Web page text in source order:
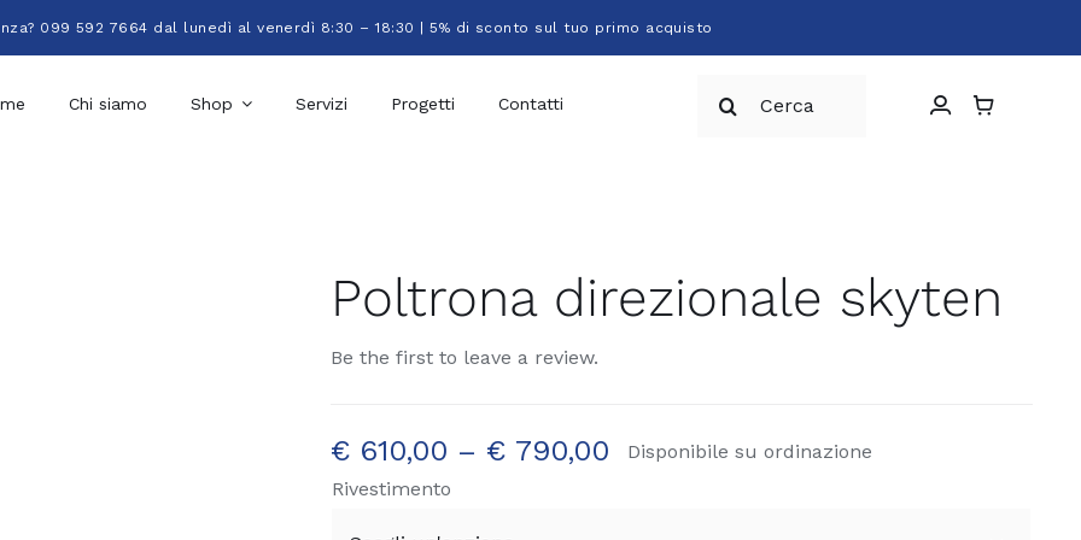
099 592 7664 dal lunedì al venerdì 8:30 – 18:30 | 5% di sconto sul tuo primo acquisto
Chi siamo Shop Servizi Progetti Contatti
Poltrona direzionale skyten
Be the first to leave a review.
€ 610,00 – € 790,00
Disponibile su ordinazione
Rivestimento